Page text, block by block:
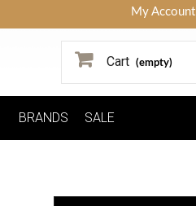
My Account
Cart (empty)
BRANDS SALE